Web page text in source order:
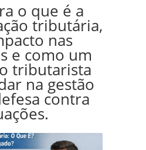
o que é a
tributária,
nas
e como um
tributarista
na gestão
contra